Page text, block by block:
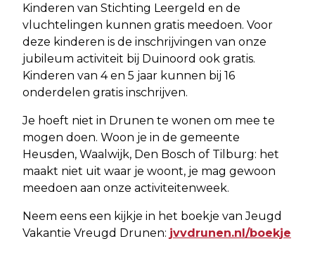
Kinderen van Stichting Leergeld en de
vluchtelingen kunnen gratis meedoen. Voor
deze kinderen is de inschrijvingen van onze
jubileum activiteit bij Duinoord ook gratis.
Kinderen van 4 en 5 jaar kunnen bij 16
onderdelen gratis inschrijven.
Je hoeft niet in Drunen te wonen om mee te
mogen doen. Woon je in de gemeente
Heusden, Waalwijk, Den Bosch of Tilburg: het
maakt niet uit waar je woont, je mag gewoon
meedoen aan onze activiteitenweek.
Neem eens een kijkje in het boekje van Jeugd
Vakantie Vreugd Drunen: jvvdrunen.nl/boekje